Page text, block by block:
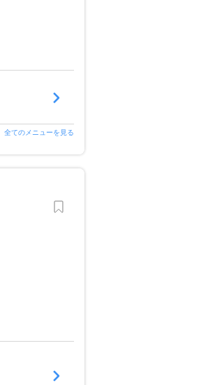
全てのメニューを見る